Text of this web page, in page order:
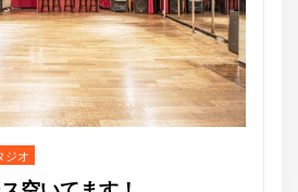
スタジオG-Box
Website:https://gbox-tango.com